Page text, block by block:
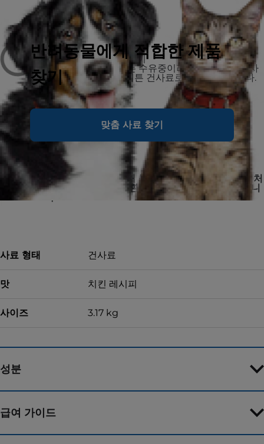
반려동물에게 적합한 제품
찾기
맞춤 사료 찾기
비추천 대상
1세 미만 고양이
임신·수유 중인 고양이
고양이가 임신, 또는 수유중이라면 반드시 힐스 사
이언스 다이어트 키튼 건사료로 전환해야 합니다.
구매하신 제품에 대해 불만족 시, 미사용분을 구매처
에 반품하시면 전액 환불 또는 교환을 진행해드립니
사료 형태 건사료
맛 치킨 레시피
사이즈 3.17 kg
성분
급여 가이드